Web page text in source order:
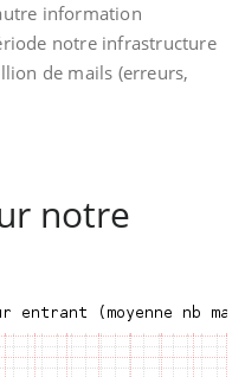
information
notre infrastructure
de mails (erreurs,
notre